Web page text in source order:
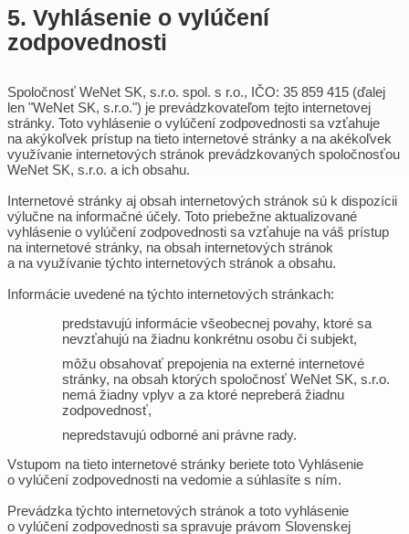
5. Vyhlásenie o vylúčení
zodpovednosti
Spoločnosť WeNet SK, s.r.o. spol. s r.o., IČO: 35 859 415 (ďalej
len "WeNet SK, s.r.o.") je prevádzkovateľom tejto internetovej
stránky. Toto vyhlásenie o vylúčení zodpovednosti sa vzťahuje
na akýkoľvek prístup na tieto internetové stránky a na akékoľvek
využívanie internetových stránok prevádzkovaných spoločnosťou
WeNet SK, s.r.o. a ich obsahu.
Internetové stránky aj obsah internetových stránok sú k dispozícii
výlučne na informačné účely. Toto priebežne aktualizované
vyhlásenie o vylúčení zodpovednosti sa vzťahuje na váš prístup
na internetové stránky, na obsah internetových stránok
a na využívanie týchto internetových stránok a obsahu.
Informácie uvedené na týchto internetových stránkach:
predstavujú informácie všeobecnej povahy, ktoré sa
nevzťahujú na žiadnu konkrétnu osobu či subjekt,
môžu obsahovať prepojenia na externé internetové
stránky, na obsah ktorých spoločnosť WeNet SK, s.r.o.
nemá žiadny vplyv a za ktoré nepreberá žiadnu
zodpovednosť,
nepredstavujú odborné ani právne rady.
Vstupom na tieto internetové stránky beriete toto Vyhlásenie
o vylúčení zodpovednosti na vedomie a súhlasíte s ním.
Prevádzka týchto internetových stránok a toto vyhlásenie
o vylúčení zodpovednosti sa spravuje právom Slovenskej